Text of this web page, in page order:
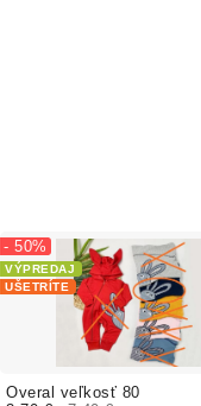
Overal veľkosť 80
VÝPREDAJ
UŠETRÍTE
- 50%